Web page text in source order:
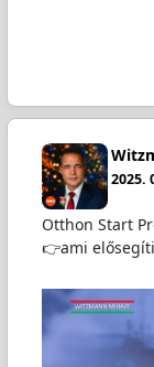
2025.
Otthon Start
👉ami